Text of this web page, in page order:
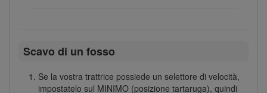
Scavo di un fosso
Se la vostra trattrice possiede un selettore di velocità,
impostatelo sul MINIMO (posizione tartaruga), quindi